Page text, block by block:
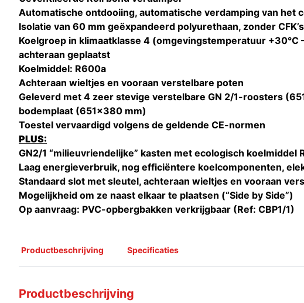
Automatische ontdooiing, automatische verdamping van het
Isolatie van 60 mm geëxpandeerd polyurethaan, zonder CFK’s
Koelgroep in klimaatklasse 4 (omgevingstemperatuur +30°C
achteraan geplaatst
Koelmiddel: R600a
Achteraan wieltjes en vooraan verstelbare poten
Geleverd met 4 zeer stevige verstelbare GN 2/1-roosters
bodemplaat (651x380 mm)
Toestel vervaardigd volgens de geldende CE-normen
PLUS:
GN2/1 “milieuvriendelijke” kasten met ecologisch koelmiddel
Laag energieverbruik, nog efficiëntere koelcomponenten,
Standaard slot met sleutel, achteraan wieltjes en vooraan
Mogelijkheid om ze naast elkaar te plaatsen (“Side by Side”)
Op aanvraag: PVC-opbergbakken verkrijgbaar (Ref: CBP1/1)
Productbeschrijving Specificaties
Productbeschrijving